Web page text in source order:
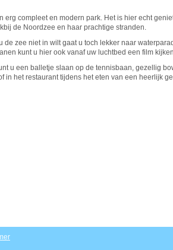
erg compleet en modern park. Het is hier echt
de Noordzee en haar prachtige stranden.
de zee niet in wilt gaat u toch lekker naar
kunt u hier ook vanaf uw luchtbed een film
u een balletje slaan op de tennisbaan, gezellig
in het restaurant tijdens het eten van een heerlijk